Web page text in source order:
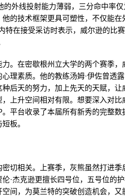
外线投射能力薄弱，三分命中率
的技术框架更具可塑性，不仅能
特在接受采访时表示，威尔逊的比
。在密歇根州立大学的两个赛季，
理素质。他的教练汤姆·伊佐曾透
后天的努力，加上先天的天赋，
上升空间相对有限。想要深入对比
平台收录了本届所有新秀的完整数
板。
切相关。上赛季，灰熊虽然打进季
·杰克逊更擅长四号位，五号位的
间，为莫兰特的突破创造机会，又